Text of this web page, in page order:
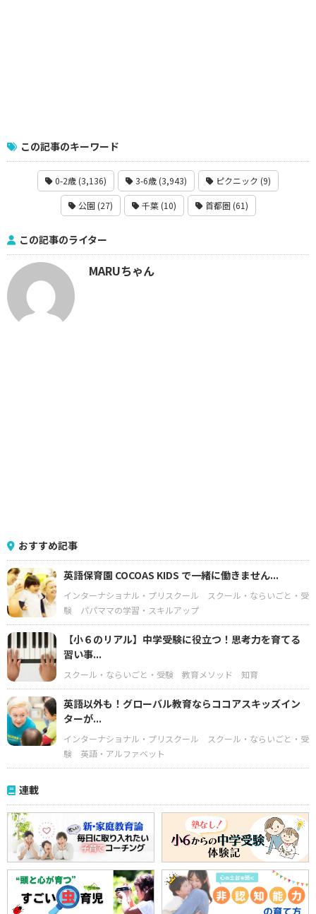
この記事のキーワード
0-2歳 (3,136) 3-6歳 (3,943) ピクニック (9)
公園 (27) 千葉 (10) 首都圏 (61)
この記事のライター
MARUちゃん
おすすめ記事
英語保育園 COCOAS KIDS で一緒に働きません...
インターナショナル・プリスクール
スクール・ならいごと・受
験
パパママの学習・スキルアップ
【小６のリアル】中学受験に役立つ！思考力を育てる
習い事...
スクール・ならいごと・受験 教育メソッド 知育
英語以外も！グローバル教育ならココアスキッズイン
ターが...
インターナショナル・プリスクール
スクール・ならいごと・受
験
英語・アルファベット
連載